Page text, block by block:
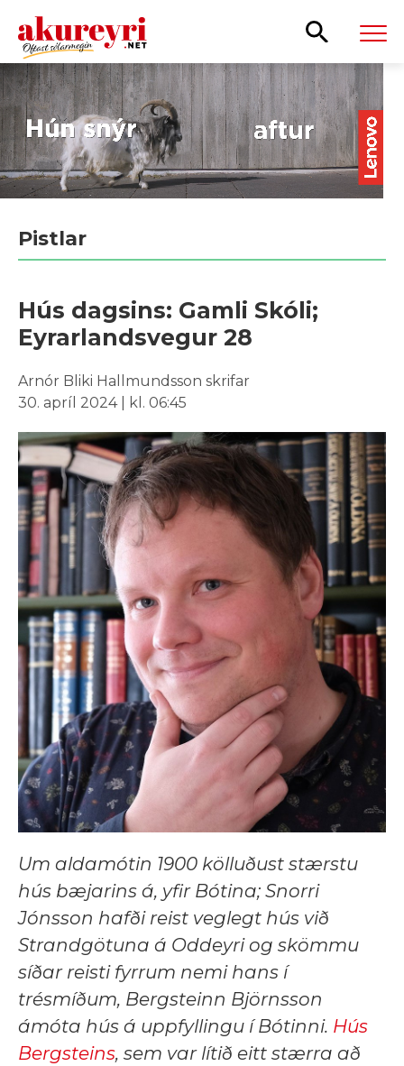
Leita
Pistlar
Hús dagsins: Gamli Skóli;
Eyrarlandsvegur 28
Arnór Bliki Hallmundsson skrifar
30. apríl 2024 | kl. 06:45
Um aldamótin 1900 kölluðust stærstu
hús bæjarins á, yfir Bótina; Snorri
Jónsson hafði reist veglegt hús við
Strandgötuna á Oddeyri og skömmu
síðar reisti fyrrum nemi hans í
trésmíðum, Bergsteinn Björnsson
ámóta hús á uppfyllingu í Bótinni. Hús
Bergsteins, sem var lítið eitt stærra að